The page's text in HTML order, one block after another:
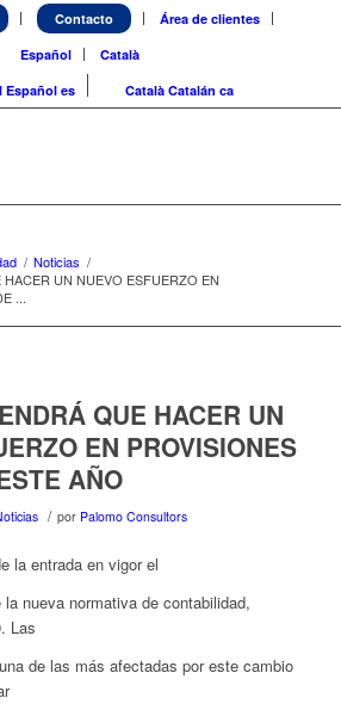
Contacto
Área de clientes
Español
Català
Español es Català Catalán ca
/ Noticias /
UN NUEVO ESFUERZO EN
...
QUE HACER UN
EN PROVISIONES
AÑO
/ por Palomo Consultors
la entrada en vigor el
la nueva normativa de contabilidad,
Las
de las más afectadas por este cambio